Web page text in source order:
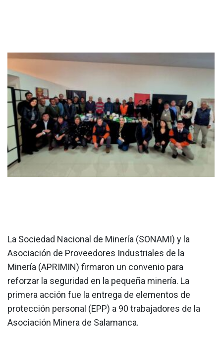
La Sociedad Nacional de Minería (SONAMI) y la
Asociación de Proveedores Industriales de la
Minería (APRIMIN) firmaron un convenio para
reforzar la seguridad en la pequeña minería. La
primera acción fue la entrega de elementos de
protección personal (EPP) a 90 trabajadores de la
Asociación Minera de Salamanca.